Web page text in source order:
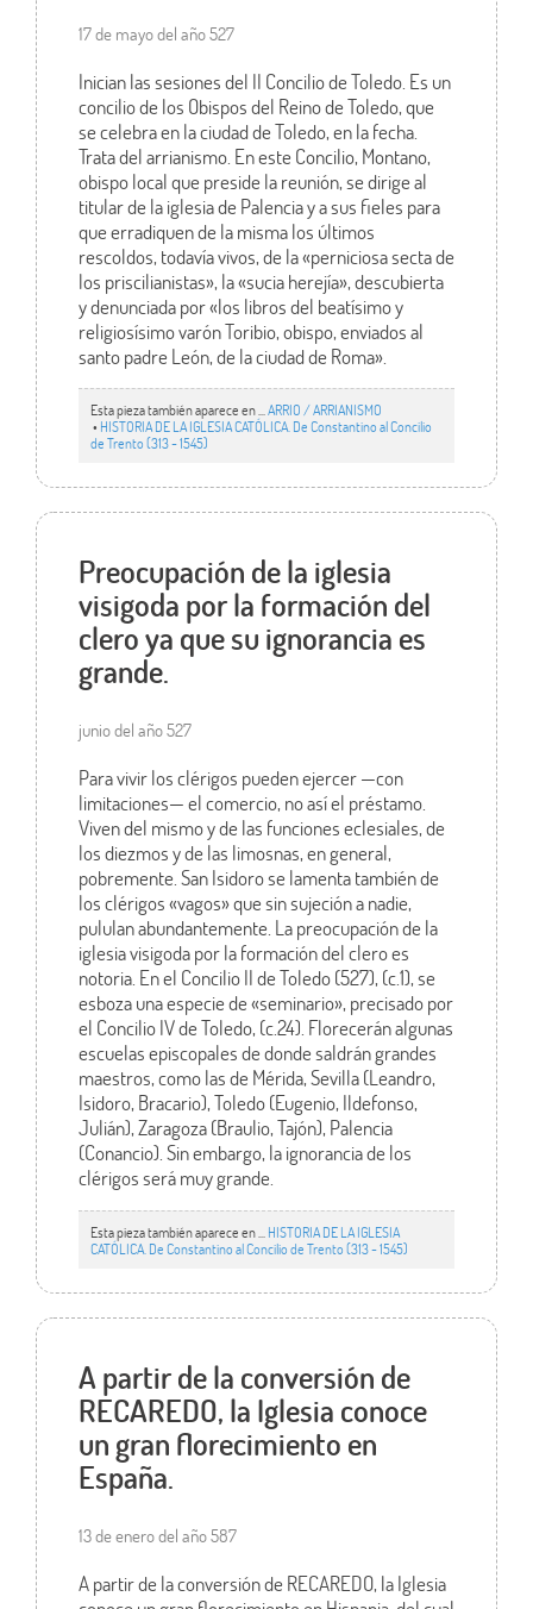
17 de mayo del año 527
Inician las sesiones del II Concilio de Toledo. Es un
concilio de los Obispos del Reino de Toledo, que
se celebra en la ciudad de Toledo, en la fecha.
Trata del arrianismo. En este Concilio, Montano,
obispo local que preside la reunión, se dirige al
titular de la iglesia de Palencia y a sus fieles para
que erradiquen de la misma los últimos
rescoldos, todavía vivos, de la «perniciosa secta de
los priscilianistas», la «sucia herejía», descubierta
y denunciada por «los libros del beatísimo y
religiosísimo varón Toribio, obispo, enviados al
santo padre León, de la ciudad de Roma».
Esta pieza también aparece en ... ARRIO / ARRIANISMO
• HISTORIA DE LA IGLESIA CATÓLICA. De Constantino al Concilio
de Trento (313 - 1545)
Preocupación de la iglesia
visigoda por la formación del
clero ya que su ignorancia es
grande.
junio del año 527
Para vivir los clérigos pueden ejercer —con
limitaciones— el comercio, no así el préstamo.
Viven del mismo y de las funciones eclesiales, de
los diezmos y de las limosnas, en general,
pobremente. San Isidoro se lamenta también de
los clérigos «vagos» que sin sujeción a nadie,
pululan abundantemente. La preocupación de la
iglesia visigoda por la formación del clero es
notoria. En el Concilio II de Toledo (527), (c.1), se
esboza una especie de «seminario», precisado por
el Concilio IV de Toledo, (c.24). Florecerán algunas
escuelas episcopales de donde saldrán grandes
maestros, como las de Mérida, Sevilla (Leandro,
Isidoro, Bracario), Toledo (Eugenio, Ildefonso,
Julián), Zaragoza (Braulio, Tajón), Palencia
(Conancio). Sin embargo, la ignorancia de los
clérigos será muy grande.
Esta pieza también aparece en ... HISTORIA DE LA IGLESIA
CATÓLICA. De Constantino al Concilio de Trento (313 - 1545)
A partir de la conversión de
RECAREDO, la Iglesia conoce
un gran florecimiento en
España.
13 de enero del año 587
A partir de la conversión de RECAREDO, la Iglesia